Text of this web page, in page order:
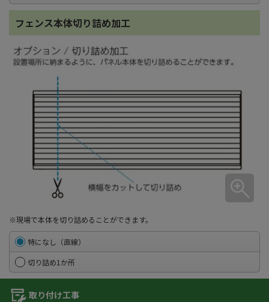
フェンス本体切り詰め加工
※現場で本体を切り詰めることができます。
特になし（直線）
切り詰め1か所
取り付け工事